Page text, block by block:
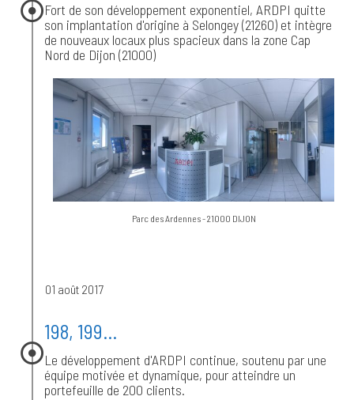
Fort de son développement exponentiel, ARDPI quitte
son implantation d'origine à Selongey (21260) et intègre
de nouveaux locaux plus spacieux dans la zone Cap
Nord de Dijon (21000)
Parc des Ardennes - 21000 DIJON
01 août 2017
198, 199...
Le développement d'ARDPI continue, soutenu par une
équipe motivée et dynamique, pour atteindre un
portefeuille de 200 clients.